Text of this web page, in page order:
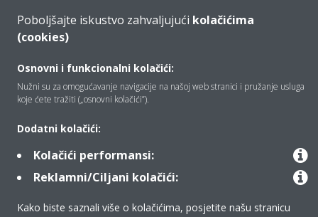
Rješenja
Proizvodi
Poboljšajte iskustvo zahvaljujući kolačićima
(cookies)
Osnovni i funkcionalni kolačići:
Nužni su za omogućavanje navigacije na našoj web stranici i pružanje usluga
koje ćete tražiti („osnovni kolačići”).
Dodatni kolačići:
Kolačići performansi:
Reklamni/Ciljani kolačići:
Kako biste saznali više o kolačićima, posjetite našu stranicu